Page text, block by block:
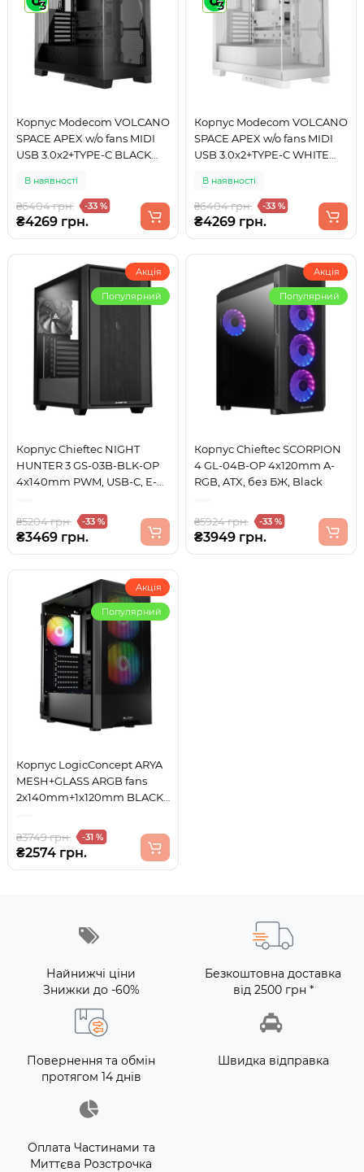
3
Корпус Modecom VOLCANO
SPACE APEX w/o fans MIDI
USB 3.0x2+TYPE-C BLACK
В наявності
₴6404 грн. -33 %
₴4269 грн.
3
Корпус Modecom VOLCANO
SPACE APEX w/o fans MIDI
USB 3.0x2+TYPE-C WHITE
В наявності
₴6404 грн. -33 %
₴4269 грн.
Акція
Популярний
Корпус Chieftec NIGHT
HUNTER 3 GS-03B-BLK-OP
4x140mm PWM, USB-C, E-
₴5204 грн.
-33 %
₴3469 грн.
Акція
Популярний
Корпус Chieftec SCORPION
4 GL-04B-OP 4x120mm A-
RGB, ATX, без БЖ, Black
₴5924 грн. -33 %
₴3949 грн.
Акція
Популярний
Корпус LogicConcept ARYA
MESH+GLASS ARGB fans
2x140mm+1x120mm BLACK
₴3749 грн.
-31 %
₴2574 грн.
Найнижчі ціни
Знижки до -60%
Безкоштовна доставка
від 2500 грн *
Повернення та обмін
протягом 14 днів
Швидка відправка
Оплата Частинами та
Миттєва Розстрочка